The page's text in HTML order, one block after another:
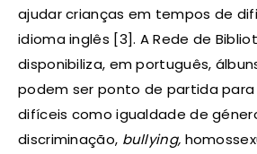
ajudar crianças em tempos de
idioma inglês [3]. A Rede de
disponibiliza, em português,
podem ser ponto de partida
difíceis como igualdade de
discriminação, bullying,